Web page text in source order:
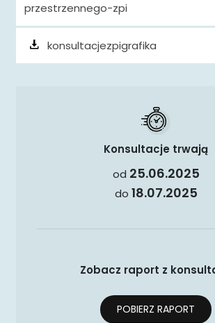
przestrzennego-zpi
konsultacjezpigrafika
Konsultacje trwają
od 25.06.2025
do 18.07.2025
Zobacz raport z
POBIERZ RAPORT